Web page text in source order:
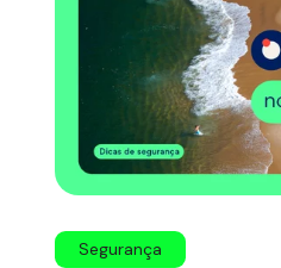
Segurança